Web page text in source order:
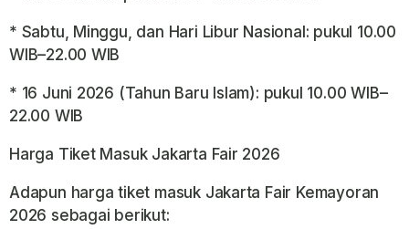
* Sabtu, Minggu, dan Hari Libur Nasional: pukul 10.00
WIB–22.00 WIB
* 16 Juni 2026 (Tahun Baru Islam): pukul 10.00 WIB–
22.00 WIB
Harga Tiket Masuk Jakarta Fair 2026
Adapun harga tiket masuk Jakarta Fair Kemayoran
2026 sebagai berikut: